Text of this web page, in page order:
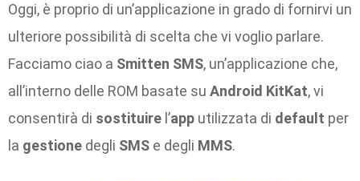
Oggi, è proprio di un’applicazione in grado di fornirvi un
ulteriore possibilità di scelta che vi voglio parlare.
Facciamo ciao a Smitten SMS, un’applicazione che,
all’interno delle ROM basate su Android KitKat, vi
consentirà di sostituire l’app utilizzata di default per
la gestione degli SMS e degli MMS.